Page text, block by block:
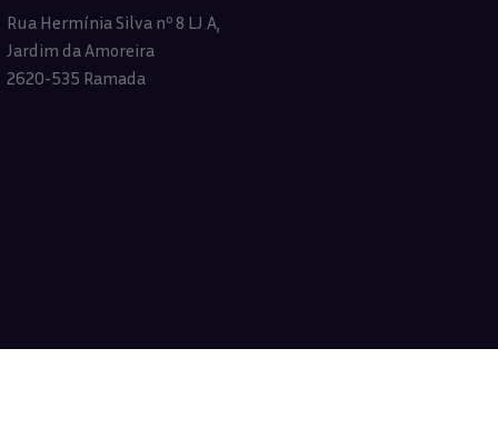
Rua Hermínia Silva nº 8 LJ A,
Jardim da Amoreira
2620-535 Ramada